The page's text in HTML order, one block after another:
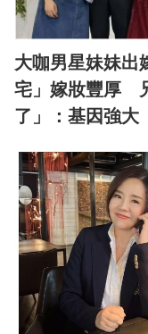
大咖男星妹妹出
宅」嫁妝豐厚
了」：基因強大